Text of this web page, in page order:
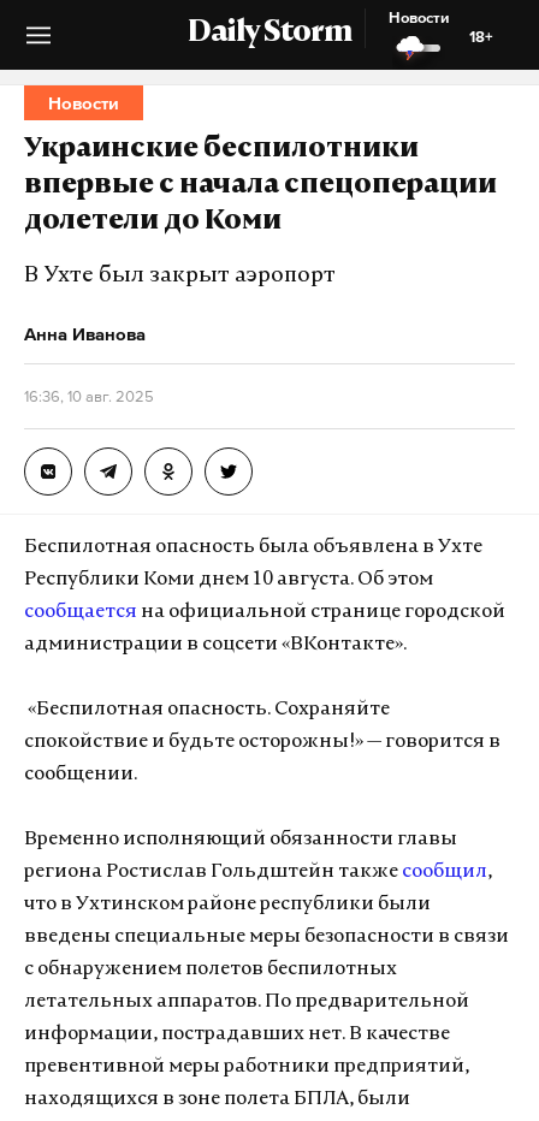
Daily Storm
Новости
18+
Новости
Украинские беспилотники
впервые с начала спецоперации
долетели до Коми
В Ухте был закрыт аэропорт
Анна Иванова
16:36, 10 авг. 2025
Беспилотная опасность была объявлена в Ухте
Республики Коми днем 10 августа. Об этом
сообщается на официальной странице городской
администрации в соцсети «ВКонтакте».
«Беспилотная опасность. Сохраняйте
спокойствие и будьте осторожны!» — говорится в
сообщении.
Временно исполняющий обязанности главы
региона Ростислав Гольдштейн также сообщил,
что в Ухтинском районе республики были
введены специальные меры безопасности в связи
с обнаружением полетов беспилотных
летательных аппаратов. По предварительной
информации, пострадавших нет. В качестве
превентивной меры работники предприятий,
находящихся в зоне полета БПЛА, были